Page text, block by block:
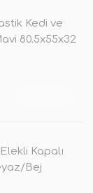
Kedi ve
80.5x55x32
Kapalı
Bej